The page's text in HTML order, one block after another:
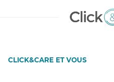
CLICK&CARE ET VOUS